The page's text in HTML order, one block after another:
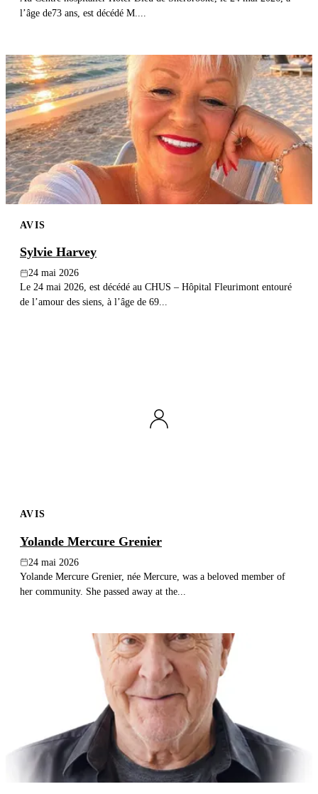
l’âge de73 ans, est décédé M....
AVIS
Sylvie Harvey
24 mai 2026
Le 24 mai 2026, est décédé au CHUS – Hôpital Fleurimont entouré
de l’amour des siens, à l’âge de 69...
AVIS
Yolande Mercure Grenier
24 mai 2026
Yolande Mercure Grenier, née Mercure, was a beloved member of
her community. She passed away at the...